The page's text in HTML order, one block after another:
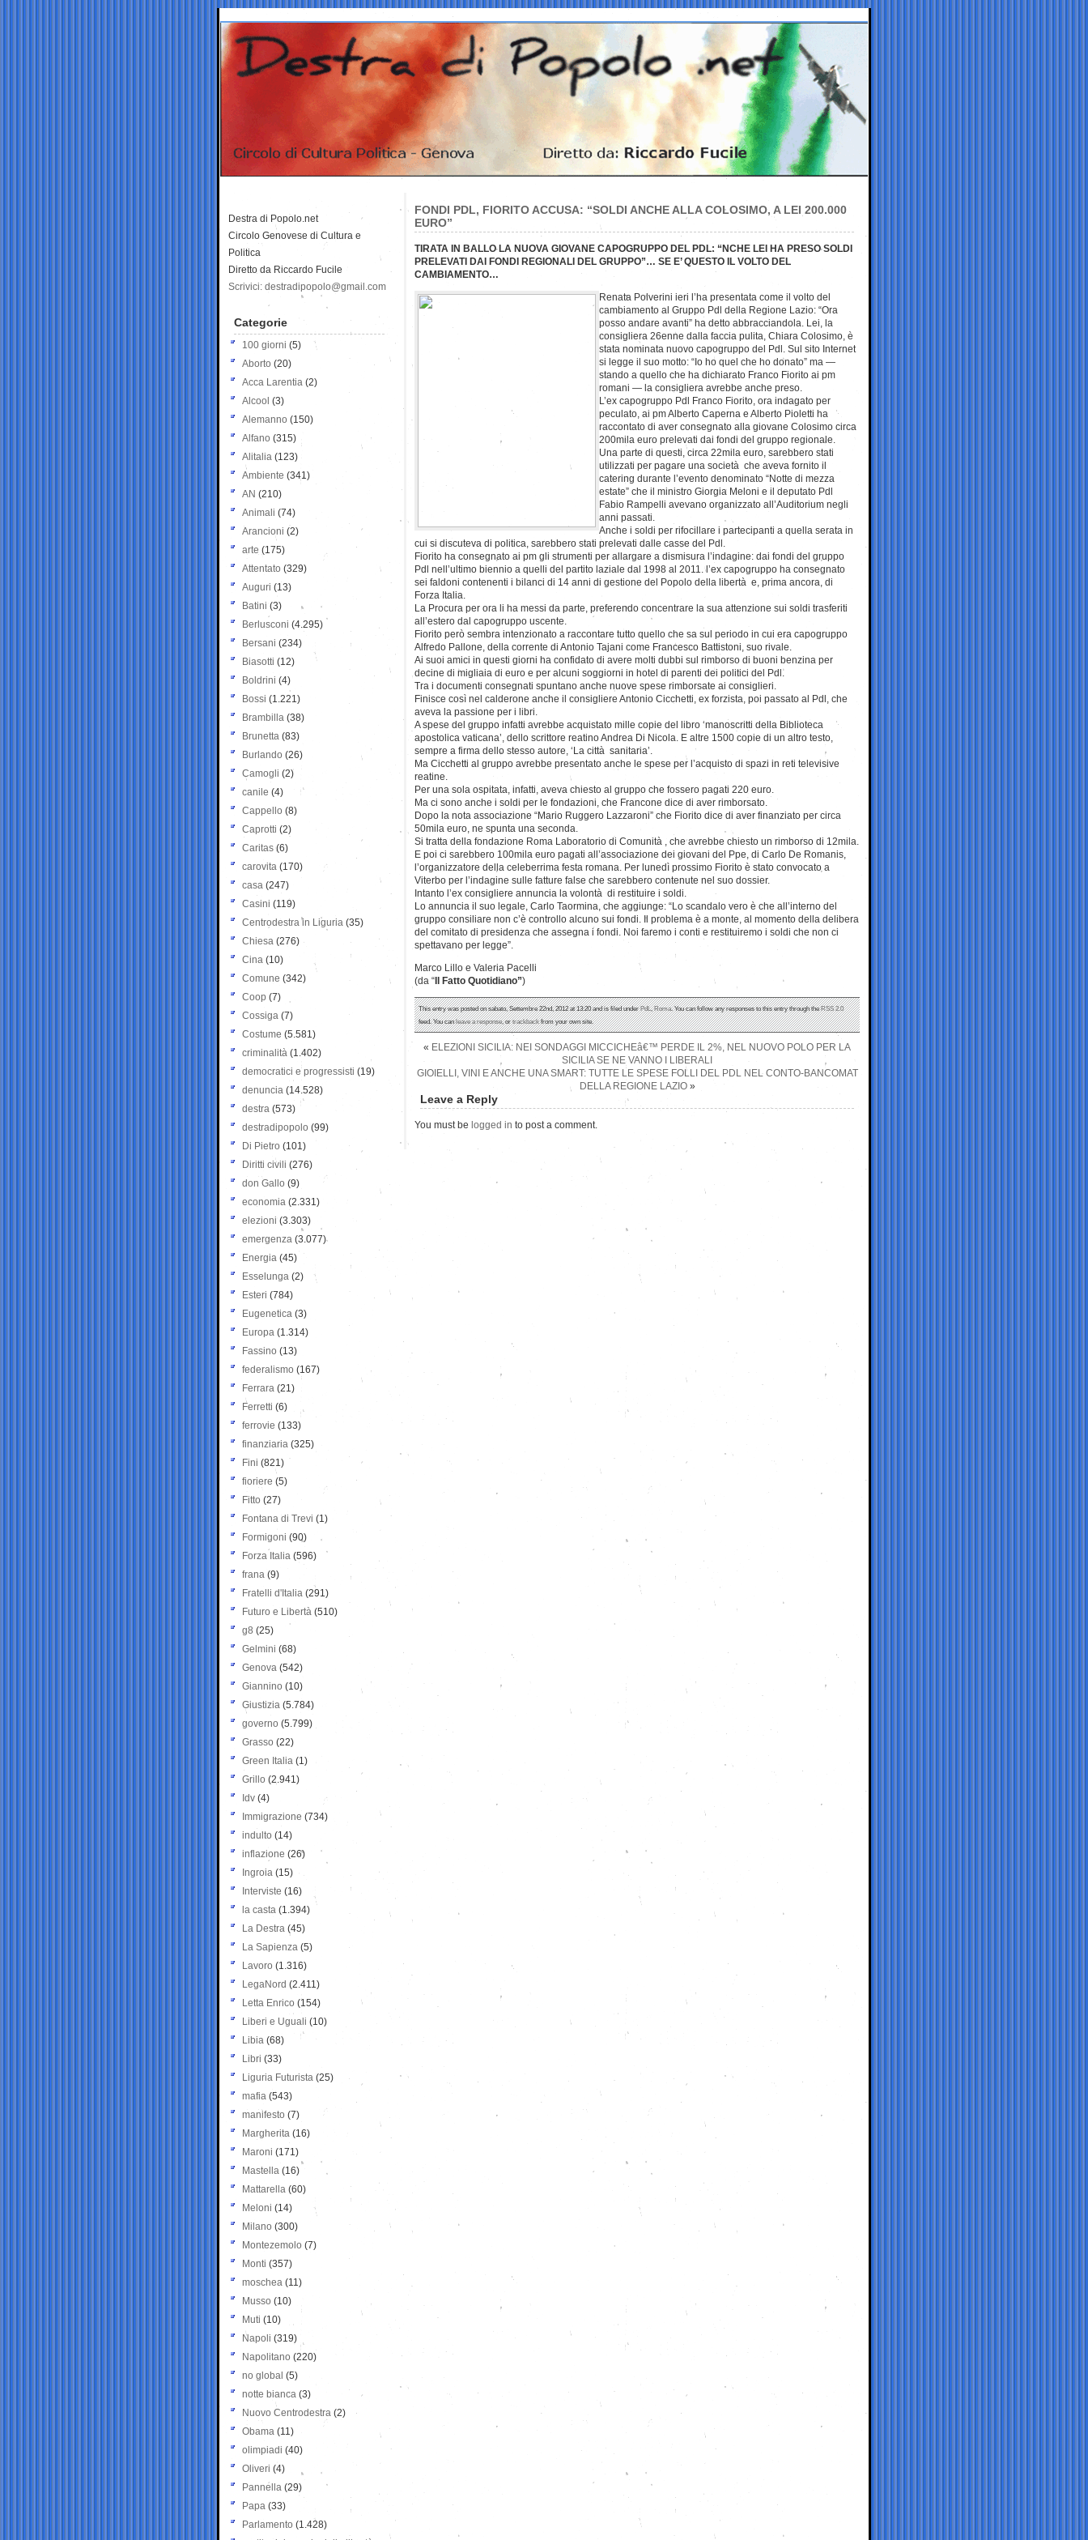
FONDI PDL, FIORITO ACCUSA: “SOLDI ANCHE ALLA COLOSIMO, A LEI 200.000
EURO”
TIRATA IN BALLO LA NUOVA GIOVANE CAPOGRUPPO DEL PDL: “NCHE LEI HA PRESO SOLDI
PRELEVATI DAI FONDI REGIONALI DEL GRUPPO”… SE E’ QUESTO IL VOLTO DEL
CAMBIAMENTO…
Renata Polverini ieri l’ha presentata come il volto del
cambiamento al Gruppo Pdl della Regione Lazio: “Ora
posso andare avanti” ha detto abbracciandola. Lei, la
consigliera 26enne dalla faccia pulita, Chiara Colosimo, è
stata nominata nuovo capogruppo del Pdl. Sul sito Internet
si legge il suo motto: “Io ho quel che ho donato” ma —
stando a quello che ha dichiarato Franco Fiorito ai pm
romani — la consigliera avrebbe anche preso.
L’ex capogruppo Pdl Franco Fiorito, ora indagato per
peculato, ai pm Alberto Caperna e Alberto Pioletti ha
raccontato di aver consegnato alla giovane Colosimo circa
200mila euro prelevati dai fondi del gruppo regionale.
Una parte di questi, circa 22mila euro, sarebbero stati
utilizzati per pagare una società che aveva fornito il
catering durante l’evento denominato “Notte di mezza
estate” che il ministro Giorgia Meloni e il deputato Pdl
Fabio Rampelli avevano organizzato all’Auditorium negli
anni passati.
Anche i soldi per rifocillare i partecipanti a quella serata in
cui si discuteva di politica, sarebbero stati prelevati dalle casse del Pdl.
Fiorito ha consegnato ai pm gli strumenti per allargare a dismisura l’indagine: dai fondi del gruppo
Pdl nell’ultimo biennio a quelli del partito laziale dal 1998 al 2011. l’ex capogruppo ha consegnato
sei faldoni contenenti i bilanci di 14 anni di gestione del Popolo della libertà e, prima ancora, di
Forza Italia.
La Procura per ora li ha messi da parte, preferendo concentrare la sua attenzione sui soldi trasferiti
all’estero dal capogruppo uscente.
Fiorito però sembra intenzionato a raccontare tutto quello che sa sul periodo in cui era capogruppo
Alfredo Pallone, della corrente di Antonio Tajani come Francesco Battistoni, suo rivale.
Ai suoi amici in questi giorni ha confidato di avere molti dubbi sul rimborso di buoni benzina per
decine di migliaia di euro e per alcuni soggiorni in hotel di parenti dei politici del Pdl.
Tra i documenti consegnati spuntano anche nuove spese rimborsate ai consiglieri.
Finisce così nel calderone anche il consigliere Antonio Cicchetti, ex forzista, poi passato al Pdl, che
aveva la passione per i libri.
A spese del gruppo infatti avrebbe acquistato mille copie del libro ‘manoscritti della Biblioteca
apostolica vaticana’, dello scrittore reatino Andrea Di Nicola. E altre 1500 copie di un altro testo,
sempre a firma dello stesso autore, ‘La città sanitaria’.
Ma Cicchetti al gruppo avrebbe presentato anche le spese per l’acquisto di spazi in reti televisive
reatine.
Per una sola ospitata, infatti, aveva chiesto al gruppo che fossero pagati 220 euro.
Ma ci sono anche i soldi per le fondazioni, che Francone dice di aver rimborsato.
Dopo la nota associazione “Mario Ruggero Lazzaroni” che Fiorito dice di aver finanziato per circa
50mila euro, ne spunta una seconda.
Si tratta della fondazione Roma Laboratorio di Comunità , che avrebbe chiesto un rimborso di 12mila.
E poi ci sarebbero 100mila euro pagati all’associazione dei giovani del Ppe, di Carlo De Romanis,
l’organizzatore della celeberrima festa romana. Per lunedì prossimo Fiorito è stato convocato a
Viterbo per l’indagine sulle fatture false che sarebbero contenute nel suo dossier.
Intanto l’ex consigliere annuncia la volontà di restituire i soldi.
Lo annuncia il suo legale, Carlo Taormina, che aggiunge: “Lo scandalo vero è che all’interno del
gruppo consiliare non c’è controllo alcuno sui fondi. Il problema è a monte, al momento della delibera
del comitato di presidenza che assegna i fondi. Noi faremo i conti e restituiremo i soldi che non ci
spettavano per legge”.
Marco Lillo e Valeria Pacelli
(da “ Il Fatto Quotidiano”)
This entry was posted on sabato, Settembre 22nd, 2012 at 13:20 and is filed underPdL,Roma. You can follow any responses to this entry through theRSS 2.0
feed. You canleave a response, ortrackbackfrom your own site.
« ELEZIONI SICILIA: NEI SONDAGGI MICCICHEâ€™ PERDE IL 2%, NEL NUOVO POLO PER LA
SICILIA SE NE VANNO I LIBERALI
GIOIELLI, VINI E ANCHE UNA SMART: TUTTE LE SPESE FOLLI DEL PDL NEL CONTO-BANCOMAT
DELLA REGIONE LAZIO»
Leave a Reply
You must be logged in to post a comment.
Destra di Popolo.net
Circolo Genovese di Cultura e
Politica
Diretto da Riccardo Fucile
Scrivici: destradipopolo@gmail.com
Categorie
100 giorni (5)
Aborto (20)
Acca Larentia (2)
Alcool (3)
Alemanno (150)
Alfano (315)
Alitalia (123)
Ambiente (341)
AN (210)
Animali (74)
Arancioni (2)
arte (175)
Attentato (329)
Auguri (13)
Batini (3)
Berlusconi (4.295)
Bersani (234)
Biasotti (12)
Boldrini (4)
Bossi (1.221)
Brambilla (38)
Brunetta (83)
Burlando (26)
Camogli (2)
canile (4)
Cappello (8)
Caprotti (2)
Caritas (6)
carovita (170)
casa (247)
Casini (119)
Centrodestra in Liguria (35)
Chiesa (276)
Cina (10)
Comune (342)
Coop (7)
Cossiga (7)
Costume (5.581)
criminalità (1.402)
democratici e progressisti (19)
denuncia (14.528)
destra (573)
destradipopolo (99)
Di Pietro (101)
Diritti civili (276)
don Gallo (9)
economia (2.331)
elezioni (3.303)
emergenza (3.077)
Energia (45)
Esselunga (2)
Esteri (784)
Eugenetica (3)
Europa (1.314)
Fassino (13)
federalismo (167)
Ferrara (21)
Ferretti (6)
ferrovie (133)
finanziaria (325)
Fini (821)
fioriere (5)
Fitto (27)
Fontana di Trevi (1)
Formigoni (90)
Forza Italia (596)
frana (9)
Fratelli d'Italia (291)
Futuro e Libertà (510)
g8 (25)
Gelmini (68)
Genova (542)
Giannino (10)
Giustizia (5.784)
governo (5.799)
Grasso (22)
Green Italia (1)
Grillo (2.941)
Idv (4)
Immigrazione (734)
indulto (14)
inflazione (26)
Ingroia (15)
Interviste (16)
la casta (1.394)
La Destra (45)
La Sapienza (5)
Lavoro (1.316)
LegaNord (2.411)
Letta Enrico (154)
Liberi e Uguali (10)
Libia (68)
Libri (33)
Liguria Futurista (25)
mafia (543)
manifesto (7)
Margherita (16)
Maroni (171)
Mastella (16)
Mattarella (60)
Meloni (14)
Milano (300)
Montezemolo (7)
Monti (357)
moschea (11)
Musso (10)
Muti (10)
Napoli (319)
Napolitano (220)
no global (5)
notte bianca (3)
Nuovo Centrodestra (2)
Obama (11)
olimpiadi (40)
Oliveri (4)
Pannella (29)
Papa (33)
Parlamento (1.428)